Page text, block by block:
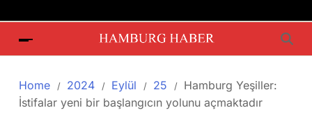
Home 2024 Eylül 25
Hamburg Yeşiller:
İstifalar yeni bir başlangıcın yolunu açmaktadır